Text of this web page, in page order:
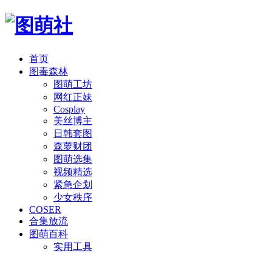
首页
图毒森林
图萌工坊
网红正妹
Cosplay
美丝博主
日韩套图
森萝财团
图萌选集
视频精选
紧急企划
少女秩序
COSER
合集放流
图萌百科
实用工具